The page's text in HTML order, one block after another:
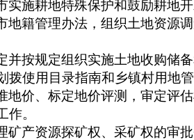
实施耕地特殊保护和鼓励耕地
地籍管理办法，组织土地资源
并按规定组织实施土地收购储
拨使用目录指南和乡镇村用地
地价、标定地价评测，审定评
作。
矿产资源探矿权、采矿权的审